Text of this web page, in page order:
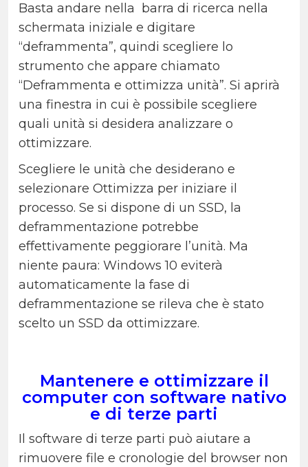
Basta andare nella barra di ricerca nella
schermata iniziale e digitare
“deframmenta”, quindi scegliere lo
strumento che appare chiamato
“Deframmenta e ottimizza unità”. Si aprirà
una finestra in cui è possibile scegliere
quali unità si desidera analizzare o
ottimizzare.
Scegliere le unità che desiderano e
selezionare Ottimizza per iniziare il
processo. Se si dispone di un SSD, la
deframmentazione potrebbe
effettivamente peggiorare l’unità. Ma
niente paura: Windows 10 eviterà
automaticamente la fase di
deframmentazione se rileva che è stato
scelto un SSD da ottimizzare.
Mantenere e ottimizzare il
computer con software nativo
e di terze parti
Il software di terze parti può aiutare a
rimuovere file e cronologie del browser non